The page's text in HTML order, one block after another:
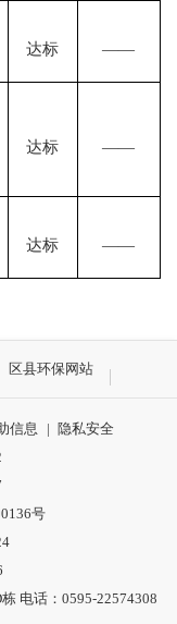
达标 ——
达标 ——
达标 ——
区县环保网站
信息 | 隐私安全
号
电话：0595-22574308